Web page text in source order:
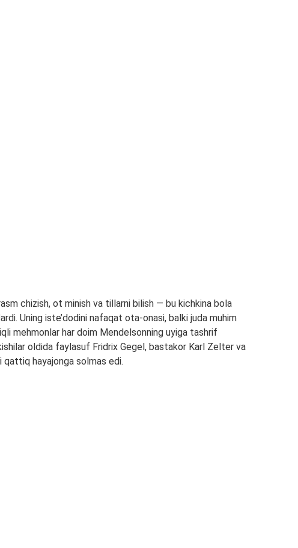
chizish, ot minish va tillarni bilish — bu kichkina bola
Uning iste’dodini nafaqat ota-onasi, balki juda muhim
mehmonlar har doim Mendelsonning uyiga tashrif
oldida faylasuf Fridrix Gegel, bastakor Karl Zelter va
hayajonga solmas edi.